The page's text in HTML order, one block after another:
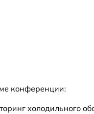
конференции:
холодильного